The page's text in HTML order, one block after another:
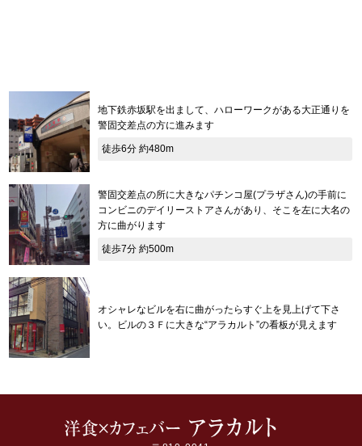
地下鉄赤坂駅を出まして、ハローワークがある大正通りを
警固交差点の方に進みます
徒歩6分 約480m
警固交差点の所に大きなパチンコ屋(プラザさん)の手前に
コンビニのデイリーストアさんがあり、そこを左に大名の
方に曲がります
徒歩7分 約500m
オシャレなビルを右に曲がったらすぐ上を見上げて下さ
い。ビルの３Ｆに大きな“アラカルト”の看板が見えます